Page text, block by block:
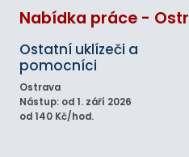
Nabídka práce -
Ostatní uklízeči a
pomocníci
Ostrava
Nástup: od 1. září 2026
od 140 Kč/hod.